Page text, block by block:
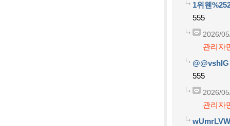
1위웬
555
2026/
관리자
@@vshIG
555
2026/
관리자